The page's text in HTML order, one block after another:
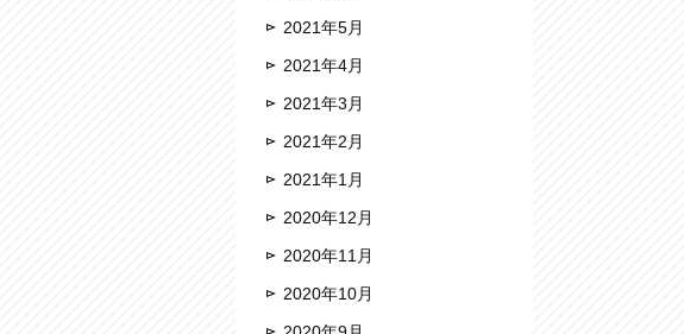
2021年5月
2021年4月
2021年3月
2021年2月
2021年1月
2020年12月
2020年11月
2020年10月